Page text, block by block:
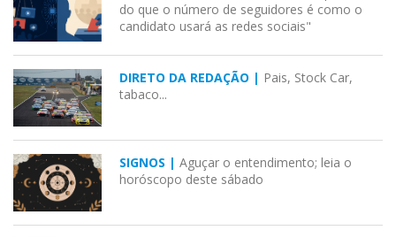
do que o número de seguidores é como o
candidato usará as redes sociais"
DIRETO DA REDAÇÃO | Pais, Stock Car,
tabaco...
SIGNOS | Aguçar o entendimento; leia o
horóscopo deste sábado